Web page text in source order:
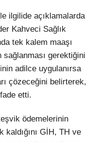
ilgilide açıklamalarda
Kahveci Sağlık
tek kalem maaşı
sağlanması gerektiğini
adilce uygulanırsa
çözeceğini belirterek,
etti.
ödemelerinin
kaldığını GİH, TH ve